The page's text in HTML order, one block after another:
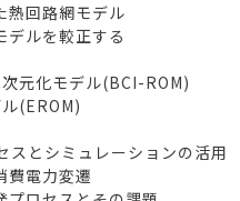
回路網モデル
ルを較正する
元化モデル(BCI-ROM)
(EROM)
とシミュレーションの活用
電力変遷